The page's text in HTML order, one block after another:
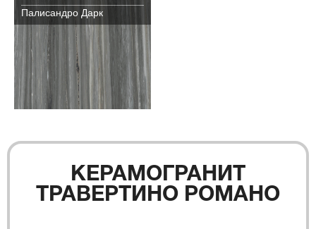
Палисандро Дарк
КЕРАМОГРАНИТ
ТРАВЕРТИНО РОМАНО